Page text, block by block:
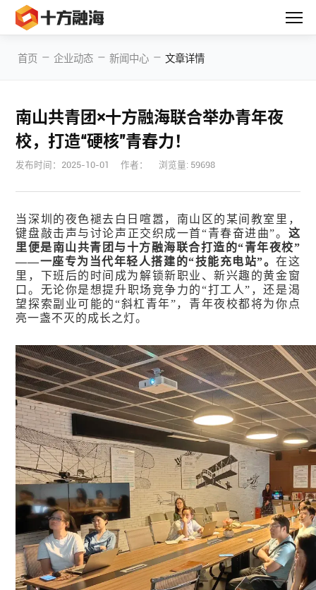
首页 — 企业动态 — 新闻中心 — 文章详情
南山共青团×十方融海联合举办青年夜
校，打造“硬核”青春力！
发布时间： 2025-10-01 作者： 浏览量: 59698
当深圳的夜色褪去白日喧嚣，南山区的某间教室里，
键盘敲击声与讨论声正交织成一首“青春奋进曲”。 这
里便是南山共青团与十方融海联合打造的“青年夜校”
——一座专为当代年轻人搭建的“技能充电站”。在这
里，下班后的时间成为解锁新职业、新兴趣的黄金窗
口。无论你是想提升职场竞争力的“打工人”，还是渴
望探索副业可能的“斜杠青年”，青年夜校都将为你点
亮一盏不灭的成长之灯。